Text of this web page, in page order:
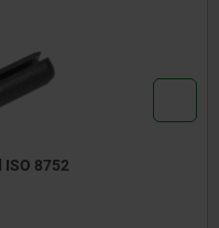
DIN 6885 A